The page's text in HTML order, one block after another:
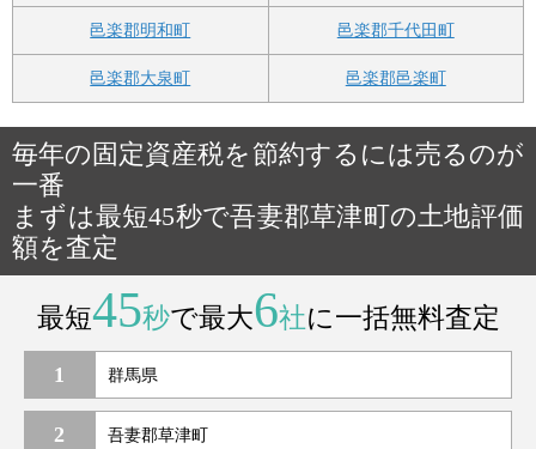
邑楽郡明和町 邑楽郡千代田町
邑楽郡大泉町 邑楽郡邑楽町
毎年の固定資産税を節約するには売るのが
一番
まずは最短45秒で吾妻郡草津町の土地評価
額を査定
最短45秒で最大6社に一括無料査定
1
2